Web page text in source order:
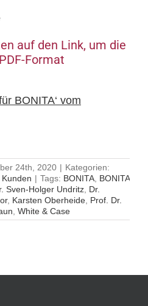
auf den Link, um die
Format
BONITA‘ vom
24th, 2020 | Kategorien:
| Tags: BONITA BONITA
Sven-Holger Undritz Dr.
, Karsten Oberheide Prof. Dr.
White & Case